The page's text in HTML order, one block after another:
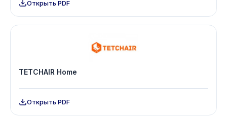
Открыть PDF
TETCHAIR Home
Открыть PDF